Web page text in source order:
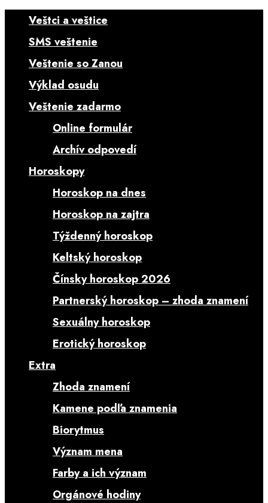
Veštci a veštice
SMS veštenie
Veštenie so Zanou
Výklad osudu
Veštenie zadarmo
Online formulár
Archív odpovedí
Horoskopy
Horoskop na dnes
Horoskop na zajtra
Týždenný horoskop
Keltský horoskop
Čínsky horoskop 2026
Partnerský horoskop – zhoda znamení
Sexuálny horoskop
Erotický horoskop
Extra
Zhoda znamení
Kamene podľa znamenia
Biorytmus
Význam mena
Farby a ich význam
Orgánové hodiny